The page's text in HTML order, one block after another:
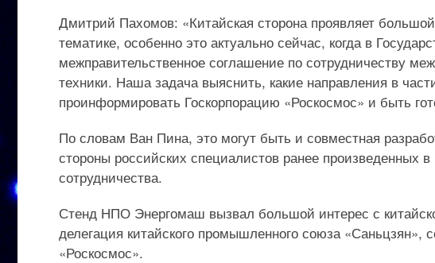
Дмитрий Пахомов: «Китайская сторона проявляет
тематике, особенно это актуально сейчас, когда в
межправительственное соглашение по сотрудничеству
техники. Наша задача выяснить, какие направления в
проинформировать Госкорпорацию «Роскосмос» и быть
По словам Ван Пина, это могут быть и совместная
стороны российских специалистов ранее произведенных
сотрудничества.
Стенд НПО Энергомаш вызвал большой интерес с
делегация китайского промышленного союза
«Роскосмос».